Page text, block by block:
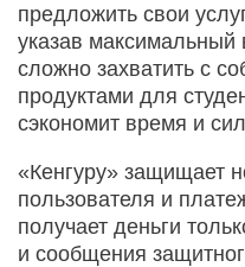
предложить свои
указав
сложно захватить с
продуктами для
сэкономит время и
«Кенгуру» защищает
пользователя и
получает деньги
и сообщения